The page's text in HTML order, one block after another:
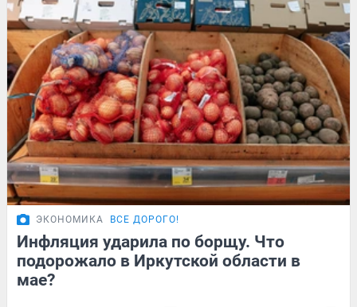
ЭКОНОМИКА ВСЕ ДОРОГО!
Инфляция ударила по борщу. Что
подорожало в Иркутской области в
мае?